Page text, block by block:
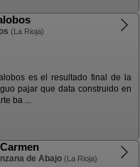
(La Rioja)
es el resultado final de la
pajar que data construido en
ba ...
de Abajo (La Rioja)